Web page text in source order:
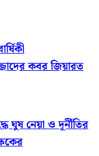
কবর জিয়ারত
ঘুষ নেয়া ও দূর্নীতির